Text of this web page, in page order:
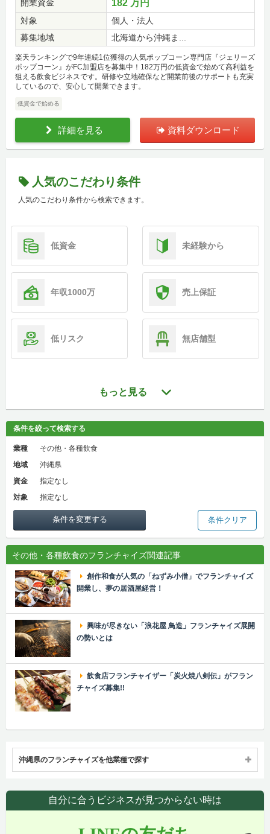
開業資金
182 万円
対象
個人・法人
募集地域
北海道から沖縄ま...
楽天ランキングで9年連続1位獲得の人気ポップコーン専門店『ジェリーズ
ポップコーン』がFC加盟店を募集中！182万円の低資金で始めて高利益を
狙える飲食ビジネスです。研修や立地確保など開業前後のサポートも充実
しているので、安心して開業できます。
低資金で始める
詳細を見る 資料ダウンロード
人気のこだわり条件
人気のこだわり条件から検索できます。
低資金 未経験から
年収1000万 売上保証
低リスク 無店舗型
もっと見る
条件を絞って検索する
業種
その他・各種飲食
地域
沖縄県
資金
指定なし
対象
指定なし
条件を変更する 条件クリア
その他・各種飲食のフランチャイズ関連記事
創作和食が人気の「ねずみ小僧」でフランチャイズ
開業し、夢の居酒屋経営！
興味が尽きない「浪花屋 鳥造」フランチャイズ展開
の勢いとは
飲食店フランチャイザー「炭火焼八剣伝」がフラン
チャイズ募集!!
沖縄県のフランチャイズを他業種で探す
自分に合うビジネスが見つからない時は